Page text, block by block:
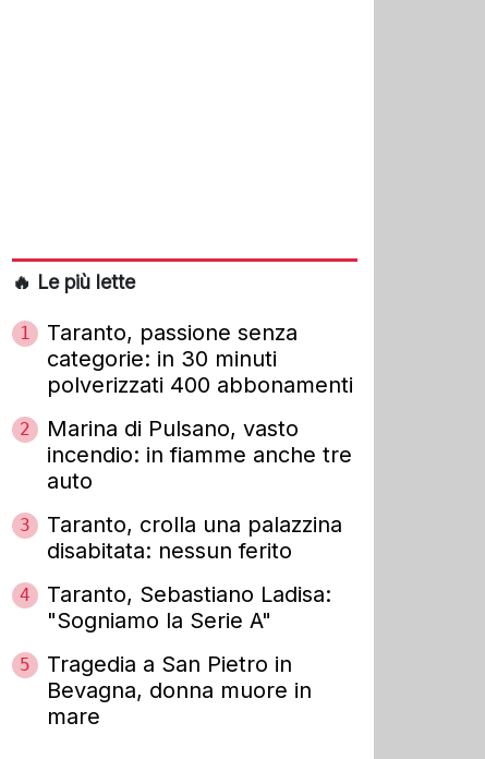
🔥 Le più lette
1
Taranto, passione senza
categorie: in 30 minuti
polverizzati 400 abbonamenti
2
Marina di Pulsano, vasto
incendio: in fiamme anche tre
auto
3
Taranto, crolla una palazzina
disabitata: nessun ferito
4
Taranto, Sebastiano Ladisa:
"Sogniamo la Serie A"
5
Tragedia a San Pietro in
Bevagna, donna muore in
mare